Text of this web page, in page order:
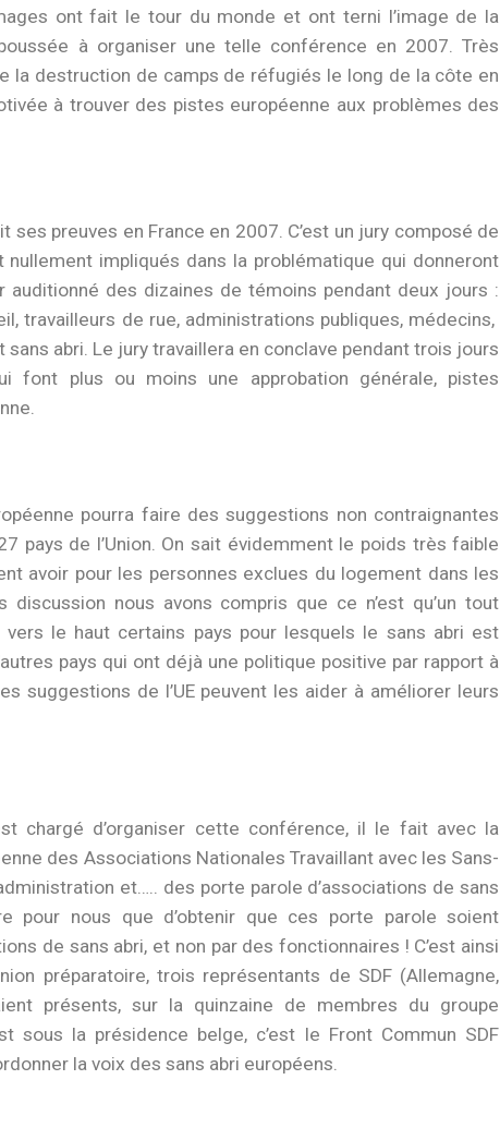
ont fait le tour du monde et ont terni l’image de la
à organiser une telle conférence en 2007. Très
la destruction de camps de réfugiés le long de la côte en
à trouver des pistes européenne aux problèmes des
ses preuves en France en 2007. C’est un jury composé de
impliqués dans la problématique qui donneront
auditionné des dizaines de témoins pendant deux jours :
travailleurs de rue, administrations publiques, médecins,
abri. Le jury travaillera en conclave pendant trois jours
font plus ou moins une approbation générale, pistes
pourra faire des suggestions non contraignantes
pays de l’Union. On sait évidemment le poids très faible
avoir pour les personnes exclues du logement dans les
discussion nous avons compris que ce n’est qu’un tout
le haut certains pays pour lesquels le sans abri est
pays qui ont déjà une politique positive par rapport à
suggestions de l’UE peuvent les aider à améliorer leurs
chargé d’organiser cette conférence, il le fait avec la
des Associations Nationales Travaillant avec les Sans-
et….. des porte parole d’associations de sans
pour nous que d’obtenir que ces porte parole soient
de sans abri, et non par des fonctionnaires ! C’est ainsi
préparatoire, trois représentants de SDF (Allemagne,
présents, sur la quinzaine de membres du groupe
sous la présidence belge, c’est le Front Commun SDF
la voix des sans abri européens.